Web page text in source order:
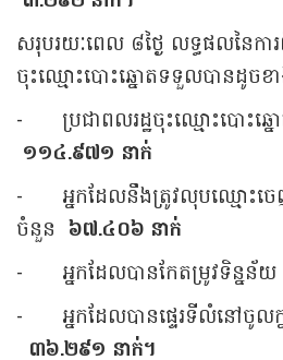
សរុបរយៈពេល ៨ថ្ងៃ លទ្ធផលនៃកា
ចុះឈ្មោះបោះឆ្នោតទទួលបានដូចខ
- ប្រជាពលរដ្ឋចុះឈ្មោះបោះឆ្ន
១១៤.៩៧១ នាក់
- អ្នកដែលនឹងត្រូវលុបឈ្មោះច
ចំនួន ៦៧.៤០៦ នាក់
- អ្នកដែលបានកែតម្រូវទិន្នន័
- អ្នកដែលបានផ្ទេរទីលំនៅចូល
៣៦.២៩១ នាក់។